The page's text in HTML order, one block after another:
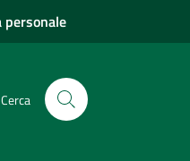
personale
Cerca